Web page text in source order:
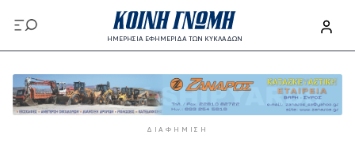
προς
το
περιεχόμενο
ΗΜΕΡΗΣΙΑ ΕΦΗΜΕΡΙΔΑ ΤΩΝ ΚΥΚΛΑΔΩΝ
προς
το
κυρίως
ΔΙΑΦΉΜΙΣΗ